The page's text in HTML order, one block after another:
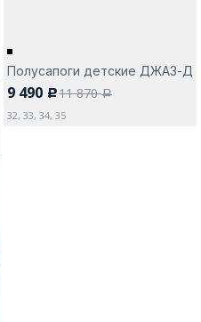
Полусапоги детские ДЖАЗ-Д
9 490 c11 870a
32, 33, 34, 35